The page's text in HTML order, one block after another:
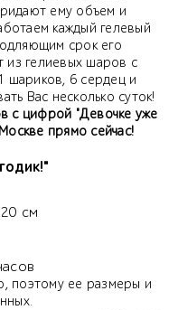
ему объем и
каждый гелевый
срок его
из гелиевых шаров с
шариков, 6 сердец и
Вас несколько суток!
с цифрой "Девочке уже
прямо сейчас!
см
поэтому ее размеры и